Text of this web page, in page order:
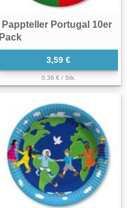
Pappteller Portugal 10er
Pack
3,59 €
0,36 € / Stk.